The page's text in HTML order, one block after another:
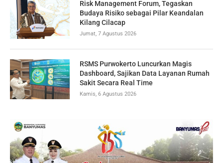
Risk Management Forum, Tegaskan
Budaya Risiko sebagai Pilar Keandalan
Kilang Cilacap
Jumat, 7 Agustus 2026
RSMS Purwokerto Luncurkan Magis
Dashboard, Sajikan Data Layanan Rumah
Sakit Secara Real Time
Kamis, 6 Agustus 2026